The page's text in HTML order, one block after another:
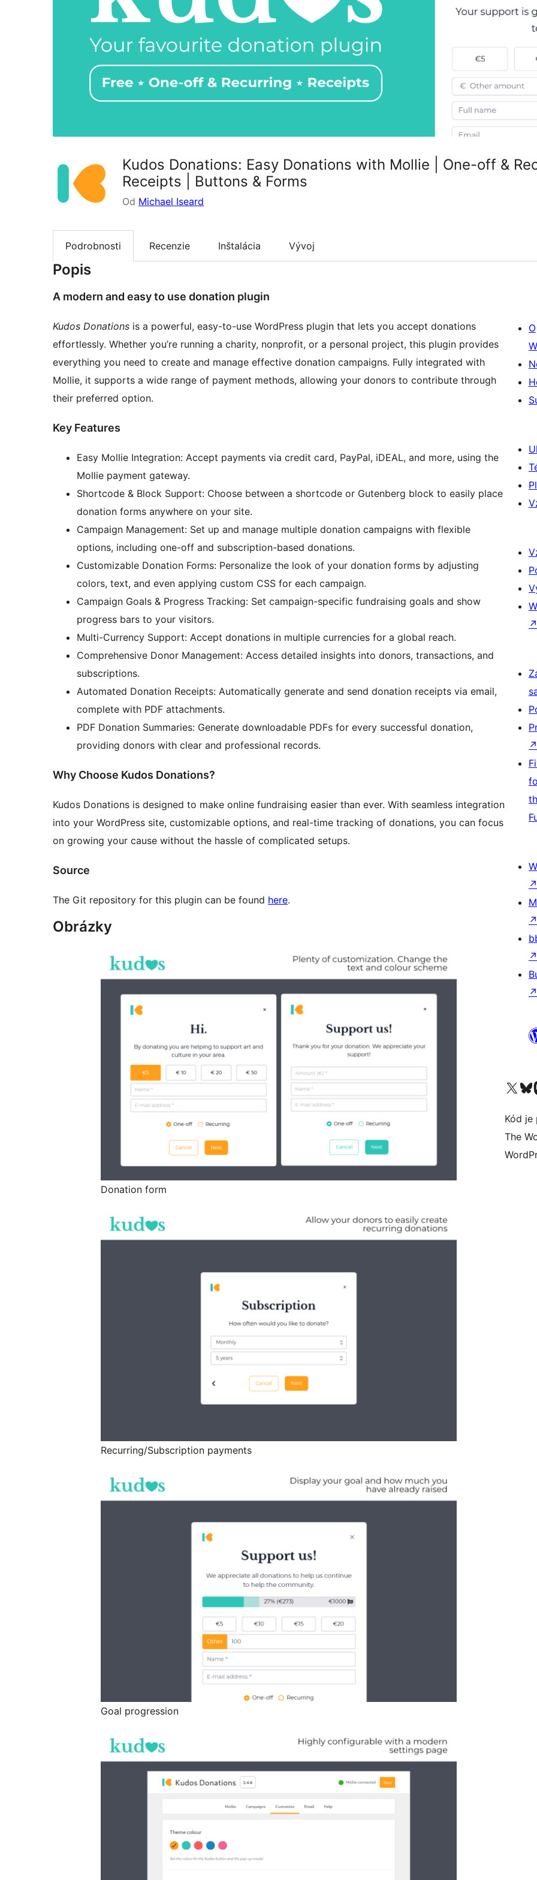
Kudos Donations: Easy Donations with Mollie | One-off &
Receipts | Buttons & Forms
Od Michael Iseard
Podrobnosti Recenzie Inštalácia Vývoj
Popis
A modern and easy to use donation plugin
Kudos Donations is a powerful, easy-to-use WordPress plugin that lets you accept donations
effortlessly. Whether you’re running a charity, nonprofit, or a personal project, this plugin provides
everything you need to create and manage effective donation campaigns. Fully integrated with
Mollie, it supports a wide range of payment methods, allowing your donors to contribute through
their preferred option.
Key Features
Easy Mollie Integration: Accept payments via credit card, PayPal, iDEAL, and more, using the
Mollie payment gateway.
Shortcode & Block Support: Choose between a shortcode or Gutenberg block to easily place
donation forms anywhere on your site.
Campaign Management: Set up and manage multiple donation campaigns with flexible
options, including one-off and subscription-based donations.
Customizable Donation Forms: Personalize the look of your donation forms by adjusting
colors, text, and even applying custom CSS for each campaign.
Campaign Goals & Progress Tracking: Set campaign-specific fundraising goals and show
progress bars to your visitors.
Multi-Currency Support: Accept donations in multiple currencies for a global reach.
Comprehensive Donor Management: Access detailed insights into donors, transactions, and
subscriptions.
Automated Donation Receipts: Automatically generate and send donation receipts via email,
complete with PDF attachments.
PDF Donation Summaries: Generate downloadable PDFs for every successful donation,
providing donors with clear and professional records.
Why Choose Kudos Donations?
Kudos Donations is designed to make online fundraising easier than ever. With seamless integration
into your WordPress site, customizable options, and real-time tracking of donations, you can focus
on growing your cause without the hassle of complicated setups.
Source
The Git repository for this plugin can be found here.
Obrázky
Donation form
Recurring/Subscription payments
Goal progression
O
↗
↗
↗
↗
↗
↗
Navštívte náš účet na
Navštívte
Kód je
The